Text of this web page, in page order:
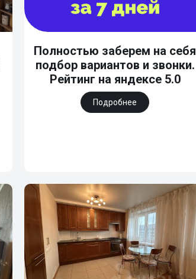
Полностью заберем на себя
подбор вариантов и звонки.
Рейтинг на яндексе 5.0
Подробнее